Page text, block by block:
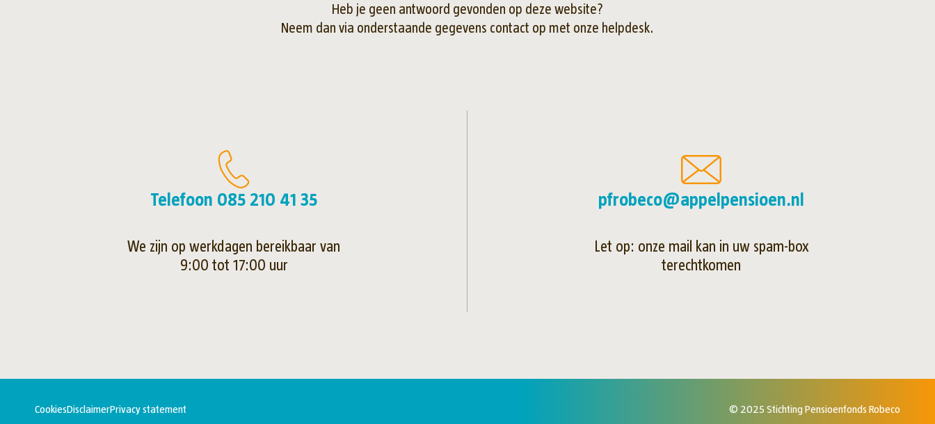
Heb je geen antwoord gevonden op deze website?
Neem dan via onderstaande gegevens contact op met onze helpdesk.
Telefoon 085 210 41 35
We zijn op werkdagen bereikbaar van
9:00 tot 17:00 uur
pfrobeco@appelpensioen.nl
Let op: onze mail kan in uw spam-box
terechtkomen
CookiesDisclaimerPrivacy statement © 2025 Stichting Pensioenfonds Robeco